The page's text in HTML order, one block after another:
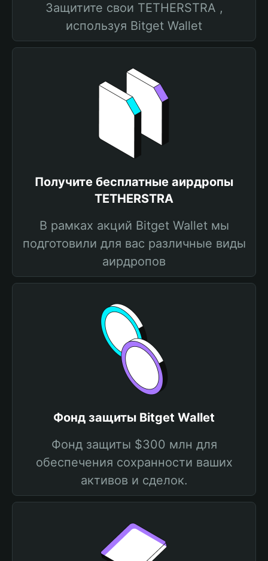
Защитите свои TETHERSTRA ,
используя Bitget Wallet
Получите бесплатные аирдропы
TETHERSTRA
В рамках акций Bitget Wallet мы
подготовили для вас различные виды
аирдропов
Фонд защиты Bitget Wallet
Фонд защиты $300 млн для
обеспечения сохранности ваших
активов и сделок.